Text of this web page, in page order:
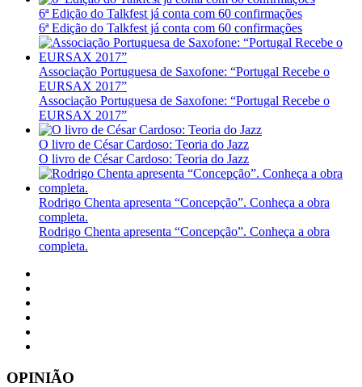
6ª Edição do Talkfest já conta com 60 confirmações
6ª Edição do Talkfest já conta com 60 confirmações
Associação Portuguesa de Saxofone: “Portugal Recebe o
EURSAX 2017”
Associação Portuguesa de Saxofone: “Portugal Recebe o
EURSAX 2017”
O livro de César Cardoso: Teoria do Jazz
O livro de César Cardoso: Teoria do Jazz
Rodrigo Chenta apresenta “Concepção”. Conheça a obra
completa.
Rodrigo Chenta apresenta “Concepção”. Conheça a obra
completa.
OPINIÃO